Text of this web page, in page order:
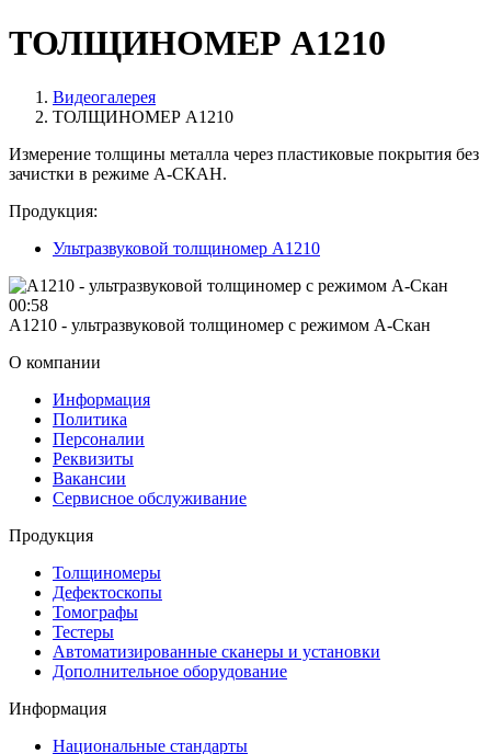
ТОЛЩИНОМЕР А1210
Видеогалерея
ТОЛЩИНОМЕР А1210
Измерение толщины металла через пластиковые покрытия без
зачистки в режиме А-СКАН.
Продукция:
Ультразвуковой толщиномер А1210
00:58
A1210 - ультразвуковой толщиномер с режимом А-Скан
О компании
Информация
Политика
Персоналии
Реквизиты
Вакансии
Сервисное обслуживание
Продукция
Толщиномеры
Дефектоскопы
Томографы
Тестеры
Автоматизированные сканеры и установки
Дополнительное оборудование
Информация
Национальные стандарты